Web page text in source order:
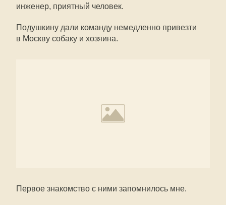
инженер, приятный человек.
Подушкину дали команду немедленно привезти
в Москву собаку и хозяина.
Первое знакомство с ними запомнилось мне.